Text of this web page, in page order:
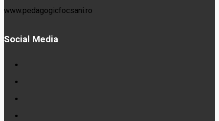
www.pedagogicfocsani.ro
Social Media